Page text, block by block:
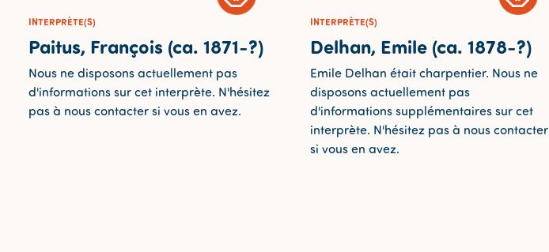
INTERPRÈTE(S)
Paitus, François (ca. 1871-?)
Nous ne disposons actuellement pas
d'informations sur cet interprète. N'hésitez
pas à nous contacter si vous en avez.
INTERPRÈTE(S)
Delhan, Emile (ca. 1878-?)
Emile Delhan était charpentier. Nous ne
disposons actuellement pas
d'informations supplémentaires sur cet
interprète. N'hésitez pas à nous contacter
si vous en avez.